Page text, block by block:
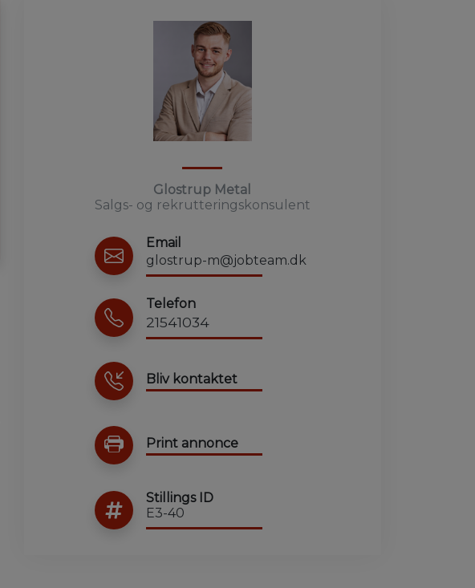
Glostrup Metal
Salgs- og rekrutteringskonsulent
Email
glostrup-m@jobteam.dk
Telefon
21541034
Bliv kontaktet
Print annonce
Stillings ID
E3-40